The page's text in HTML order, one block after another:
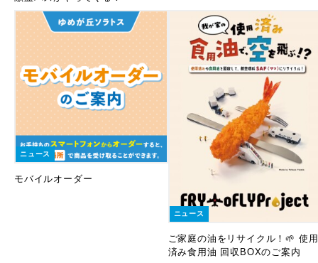
ニュース
モバイルオーダー
ニュース
ご家庭の油をリサイクル！🌱 使用
済み食用油 回収BOXのご案内